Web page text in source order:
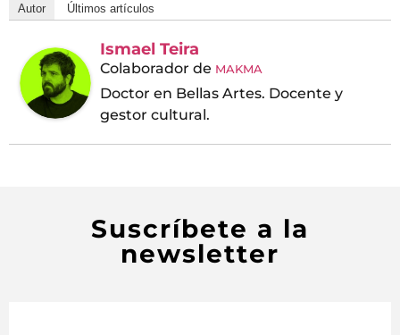
Autor Últimos artículos
Ismael Teira
Colaborador de MAKMA
Doctor en Bellas Artes. Docente y
gestor cultural.
Suscríbete a la
newsletter